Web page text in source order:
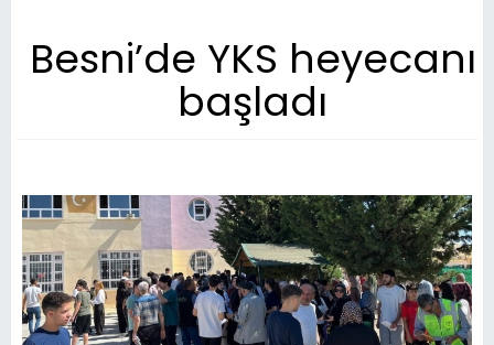
Besni’de YKS heyecanı
başladı